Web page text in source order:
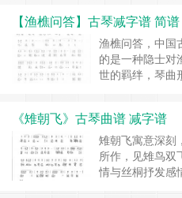
也经浙派徐门不
题贯穿和转调等
平。...
【渔樵问答】古琴减字谱 简谱
渔樵问答，中国
的是一种隐士对
世的羁绊，琴曲
《雉朝飞》古琴曲谱 减字谱
雉朝飞寓意深刻
所作，见雉鸟双
情与丝桐抒发感